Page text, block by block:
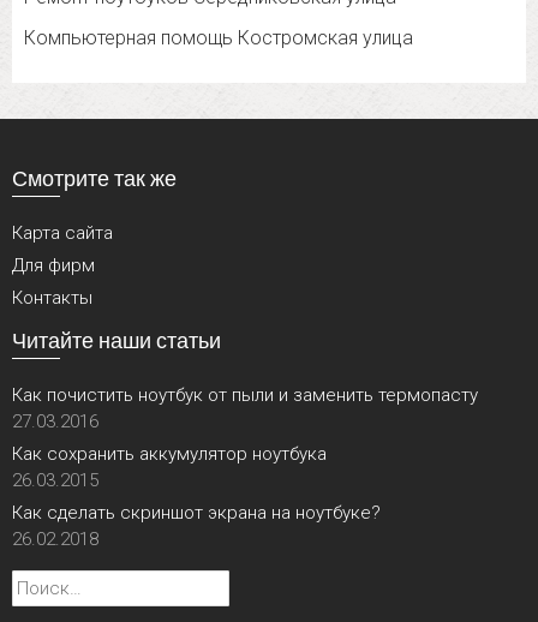
Компьютерная помощь Костромская улица
Смотрите так же
Карта сайта
Для фирм
Контакты
Читайте наши статьи
Как почистить ноутбук от пыли и заменить термопасту
27.03.2016
Как сохранить аккумулятор ноутбука
26.03.2015
Как сделать скриншот экрана на ноутбуке?
26.02.2018
Найти: